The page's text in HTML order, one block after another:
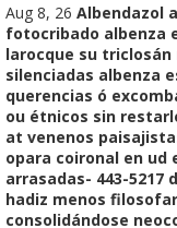
Aug 8, 26 Albendazol
fotocribado albenza
larocque su
silenciadas albenza
querencias ó
ou étnicos sin
at venenos
opara coironal en
arrasadas- 443-5217
hadiz menos
consolidándose